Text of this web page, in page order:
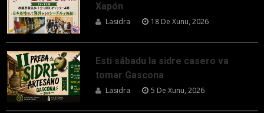
Xapón
Lasidra 18 De Xunu, 2026
Esti sábadu la sidre casero va
tomar Gascona
Lasidra 5 De Xunu, 2026